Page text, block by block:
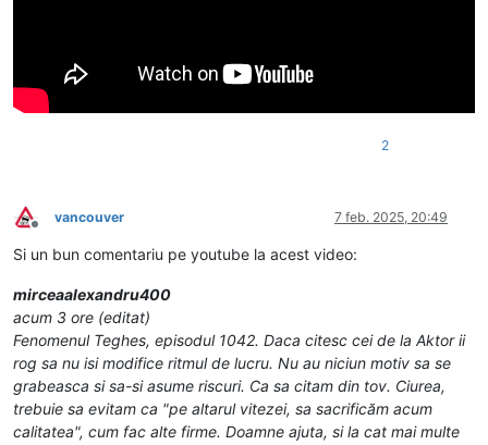
2
Deconectat
vancouver 7 feb. 2025, 20:49
Si un bun comentariu pe youtube la acest video:
mirceaalexandru400
acum 3 ore (editat)
Fenomenul Teghes, episodul 1042. Daca citesc cei de la Aktor ii
rog sa nu isi modifice ritmul de lucru. Nu au niciun motiv sa se
grabeasca si sa-si asume riscuri. Ca sa citam din tov. Ciurea,
trebuie sa evitam ca "pe altarul vitezei, sa sacrificăm acum
calitatea", cum fac alte firme. Doamne ajuta, si la cat mai multe